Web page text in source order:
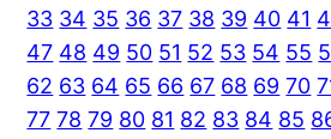
33 34 35 36 37 38 39 40 41
47 48 49 50 51 52 53 54 55
62 63 64 65 66 67 68 69 70
77 78 79 80 81 82 83 84 85